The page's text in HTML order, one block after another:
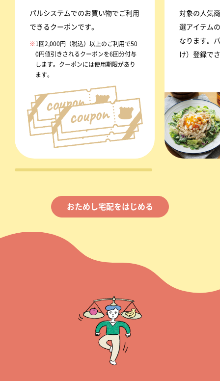
パルシステムでのお買い物でご利用
できるクーポンです。
※ 1回2,000円（税込）以上のご利用で50
0円値引きされるクーポンを6回分付与
します。クーポンには使用期限があり
ます。
対象の人気
選アイテム
なります。
け）登録で
おためし宅配をはじめる